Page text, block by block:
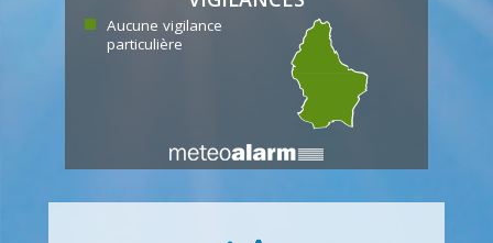
Aucune vigilance
particulière